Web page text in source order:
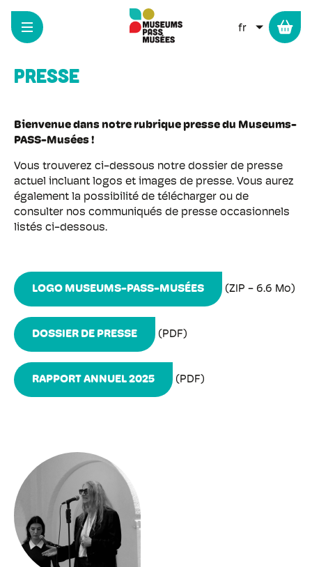
Aller
contenu
LISTER
Presse
Bienvenue dans notre rubrique presse du Museums-
PASS-Musées !
Vous trouverez ci-dessous notre dossier de presse
actuel incluant logos et images de presse. Vous aurez
également la possibilité de télécharger ou de
consulter nos communiqués de presse occasionnels
listés ci-dessous.
LOGO MUSEUMS-PASS-MUSÉES (ZIP - 6.6 Mo)
DOSSIER DE PRESSE (PDF)
RAPPORT ANNUEL 2025 (PDF)
Panneau de gestion des cookies